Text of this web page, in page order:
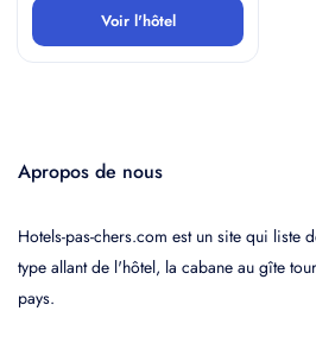
Voir l'hôtel
Apropos de nous
Hotels-pas-chers.com est un site qui liste
type allant de l'hôtel, la cabane au gîte
pays.